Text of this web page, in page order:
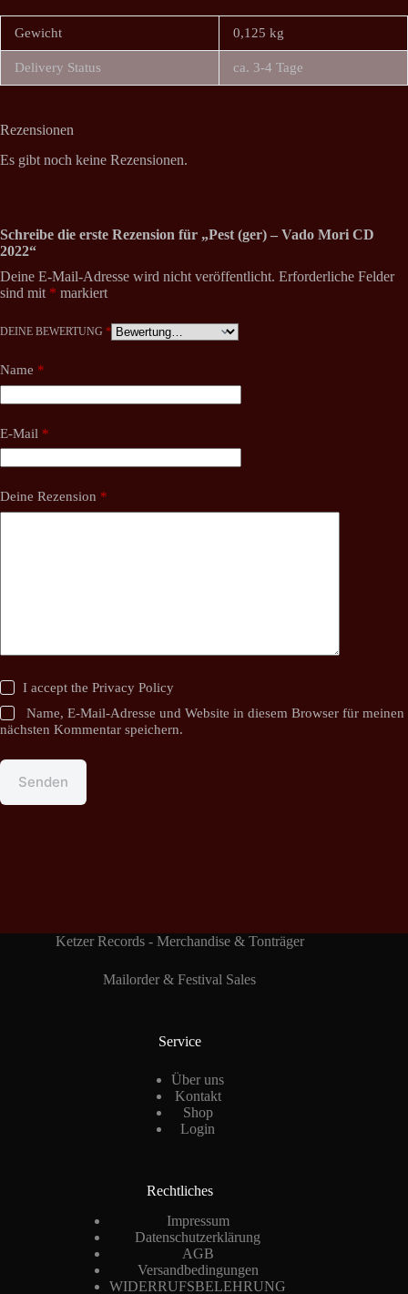
Gewicht 0,125 kg
Delivery Status ca. 3-4 Tage
Rezensionen
Es gibt noch keine Rezensionen.
Schreibe die erste Rezension für „Pest (ger) – Vado Mori CD
2022“
Deine E-Mail-Adresse wird nicht veröffentlicht. Erforderliche Felder
sind mit * markiert
DEINE BEWERTUNG *
Name *
E-Mail *
Deine Rezension *
I accept thePrivacy Policy
Name, E-Mail-Adresse und Website in diesem Browser für meinen
nächsten Kommentar speichern.
Senden
Ketzer Records - Merchandise & Tonträger
Mailorder & Festival Sales
Service
Über uns
Kontakt
Shop
Login
Rechtliches
Impressum
Datenschutzerklärung
AGB
Versandbedingungen
WIDERRUFSBELEHRUNG